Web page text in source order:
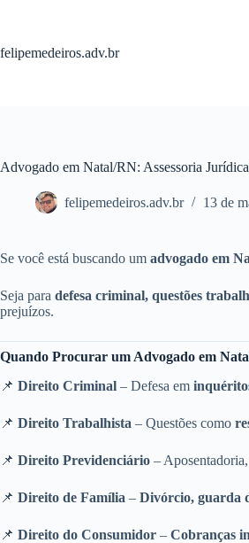
conteúdo
felipemedeiros.adv.br
Advogado em Natal/RN: Assessoria
felipemedeiros.adv.br 13 de
Se você está buscando um advogado em
Seja para defesa criminal, questões
prejuízos.
Quando Procurar um Advogado em
📌 Direito Criminal – Defesa em
📌 Direito Trabalhista – Questões como
📌 Direito Previdenciário –
📌 Direito de Família – Divórcio, guarda
📌 Direito do Consumidor – Cobranças